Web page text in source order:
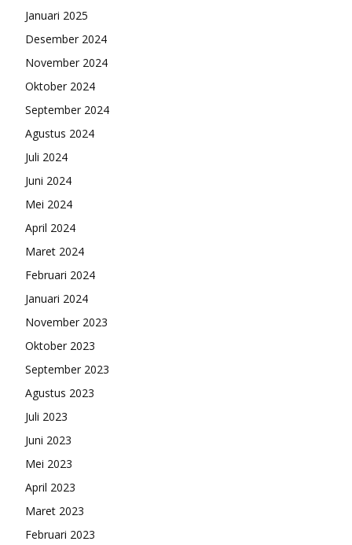
Januari 2025
Desember 2024
November 2024
Oktober 2024
September 2024
Agustus 2024
Juli 2024
Juni 2024
Mei 2024
April 2024
Maret 2024
Februari 2024
Januari 2024
November 2023
Oktober 2023
September 2023
Agustus 2023
Juli 2023
Juni 2023
Mei 2023
April 2023
Maret 2023
Februari 2023